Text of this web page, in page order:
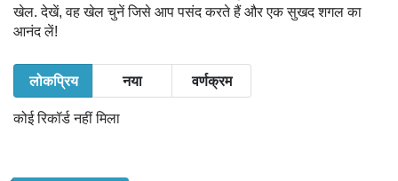
खेल. देखें, वह खेल चुनें जिसे आप पसंद करते हैं और एक सुखद शगल का
आनंद लें!
लोकप्रिय नया वर्णक्रम
कोई रिकॉर्ड नहीं मिला